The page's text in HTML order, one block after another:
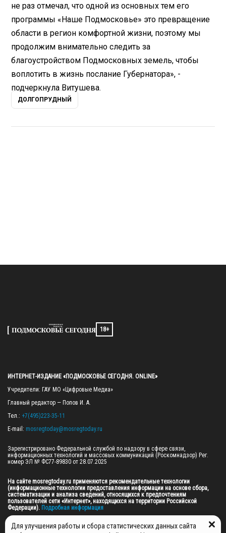
не раз отмечал, что одной из основных тем его
программы «Наше Подмосковье» это превращение
области в регион комфортной жизни, поэтому мы
продолжим внимательно следить за
благоустройством Подмосковных земель, чтобы
воплотить в жизнь послание Губернатора», -
подчеркнула Витушева.
ДОЛГОПРУДНЫЙ
18+
ИНТЕРНЕТ-ИЗДАНИЕ «ПОДМОСКОВЬЕ СЕГОДНЯ. ONLINE»
Учредители: ГАУ МО «Цифровые Медиа»
Главный редактор — Попов И. А.
Тел.: +7(495)223-35-11
E-mail: mosregtoday@mosregtoday.ru
Зарегистрировано Федеральной службой по надзору в сфере связи,
информационных технологий и массовых коммуникаций (Роскомнадзор) Рег.
номер ЭЛ № ФС77-89830 от 28.07.2025
На сайте mosregtoday.ru применяются рекомендательные технологии
(информационные технологии предоставления информации на основе сбора,
систематизации и анализа сведений, относящихся к предпочтениям
пользователей сети «Интернет», находящихся на территории Российской
Федерации). Подробная информация
© 2026 ПРАВА НА ВСЕ МАТЕРИАЛЫ САЙТА ПРИНАДЛЕЖАТ ГАУ МО "ЦИФРОВЫЕ
МЕДИА" (ОГРН: 1255000059467).
Для улучшения работы и сбора статистических данных сайта